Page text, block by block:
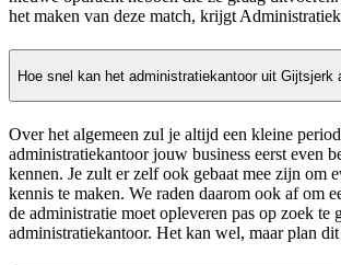
het maken van deze match, krijgt
Hoe snel kan het administratiekantoor uit Gijtsjerk
Over het algemeen zul je altijd een kleine
administratiekantoor jouw business eerst even
kennen. Je zult er zelf ook gebaat mee zijn om
kennis te maken. We raden daarom ook af om
de administratie moet opleveren pas op zoek te
administratiekantoor. Het kan wel, maar plan